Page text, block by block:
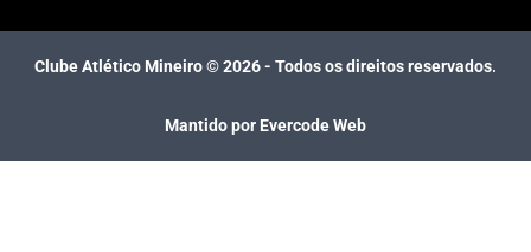
Clube Atlético Mineiro ©2026- Todos os direitos reservados.
Mantido por Evercode Web